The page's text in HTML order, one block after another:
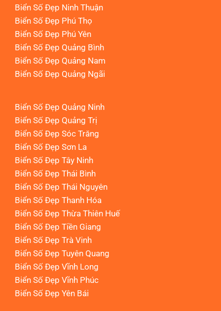
Biển Số Đẹp Ninh Thuận
Biển Số Đẹp Phú Thọ
Biển Số Đẹp Phú Yên
Biển Số Đẹp Quảng Bình
Biển Số Đẹp Quảng Nam
Biển Số Đẹp Quảng Ngãi
Biển Số Đẹp Quảng Ninh
Biển Số Đẹp Quảng Trị
Biển Số Đẹp Sóc Trăng
Biển Số Đẹp Sơn La
Biển Số Đẹp Tây Ninh
Biển Số Đẹp Thái Bình
Biển Số Đẹp Thái Nguyên
Biển Số Đẹp Thanh Hóa
Biển Số Đẹp Thừa Thiên Huế
Biển Số Đẹp Tiền Giang
Biển Số Đẹp Trà Vinh
Biển Số Đẹp Tuyên Quang
Biển Số Đẹp Vĩnh Long
Biển Số Đẹp Vĩnh Phúc
Biển Số Đẹp Yên Bái